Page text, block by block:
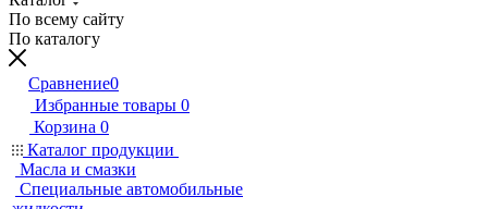
По всему сайту
По каталогу
Сравнение0
Избранные товары 0
Корзина 0
Каталог продукции
Масла и смазки
Специальные автомобильные